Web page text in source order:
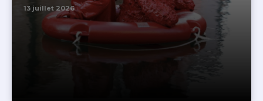
13 juillet 2026